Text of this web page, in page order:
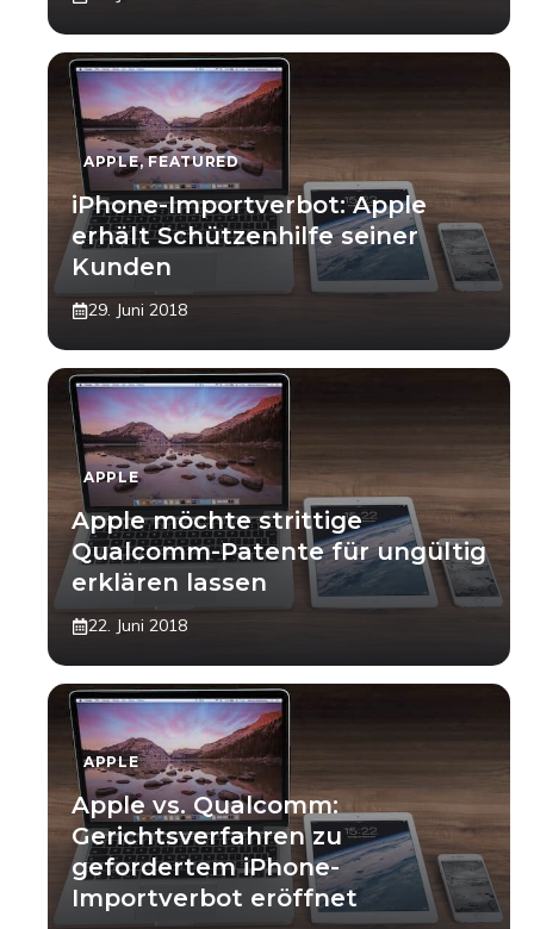
APPLE,FEATURED
iPhone-Importverbot: Apple
erhält Schützenhilfe seiner
Kunden
29. Juni 2018
APPLE
Apple möchte strittige
Qualcomm-Patente für ungültig
erklären lassen
22. Juni 2018
APPLE
Apple vs. Qualcomm:
Gerichtsverfahren zu
gefordertem iPhone-
Importverbot eröffnet